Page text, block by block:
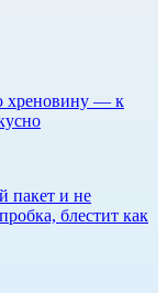
хреновину — к
пакет и не
блестит как